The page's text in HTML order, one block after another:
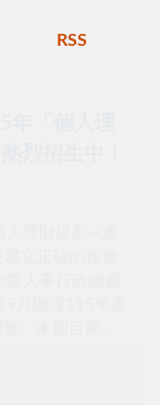
RSS